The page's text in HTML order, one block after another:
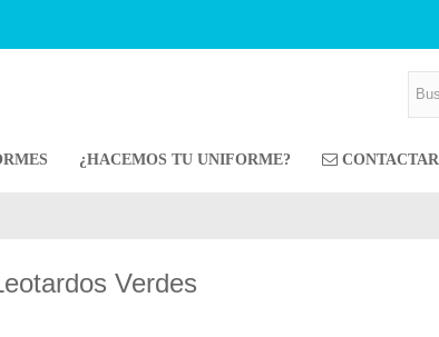
¿HACEMOS TU UNIFORME? CONTACTAR
Verdes